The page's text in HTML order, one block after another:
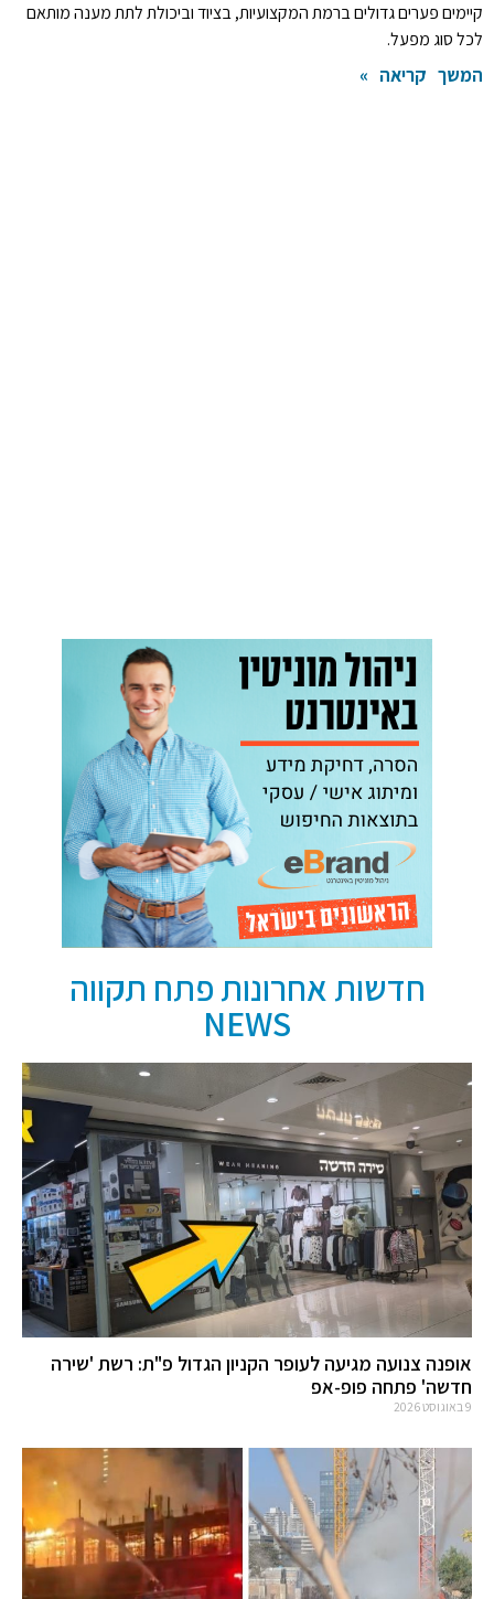
קיימים פערים גדולים ברמת המקצועיות, בציוד וביכולת לתת מענה מותאם
לכל סוג מפעל.
המשך קריאה »
חדשות אחרונות פתח תקווה
NEWS
אופנה צנועה מגיעה לעופר הקניון הגדול פ"ת: רשת 'שירה
חדשה' פתחה פופ-אפ
9 באוגוסט 2026